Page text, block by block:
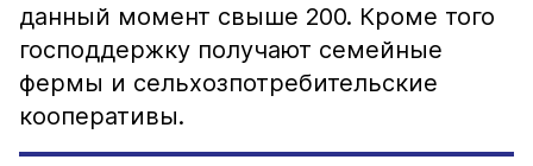
данный момент свыше 200. Кроме того
господдержку получают семейные
фермы и сельхозпотребительские
кооперативы.